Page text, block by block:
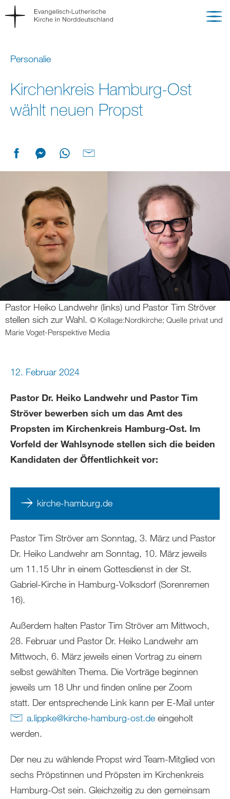
Personalie
Kirchenkreis Hamburg-Ost
wählt neuen Propst
Pastor Heiko Landwehr (links) und Pastor Tim Ströver
stellen sich zur Wahl. © Kollage:Nordkirche; Quelle privat und
Marie Voget-Perspektive Media
12. Februar 2024
Pastor Dr. Heiko Landwehr und Pastor Tim
Ströver bewerben sich um das Amt des
Propsten im Kirchenkreis Hamburg-Ost. Im
Vorfeld der Wahlsynode stellen sich die beiden
Kandidaten der Öffentlichkeit vor:
kirche-hamburg.de
Pastor Tim Ströver am Sonntag, 3. März und Pastor
Dr. Heiko Landwehr am Sonntag, 10. März jeweils
um 11.15 Uhr in einem Gottesdienst in der St.
Gabriel-Kirche in Hamburg-Volksdorf (Sorenremen
16).
Außerdem halten Pastor Tim Ströver am Mittwoch,
28. Februar und Pastor Dr. Heiko Landwehr am
Mittwoch, 6. März jeweils einen Vortrag zu einem
selbst gewählten Thema. Die Vorträge beginnen
jeweils um 18 Uhr und finden online per Zoom
statt. Der entsprechende Link kann per E-Mail unter
a.lippke@kirche-hamburg-ost.de eingeholt
werden.
Der neu zu wählende Propst wird Team-Mitglied von
sechs Pröpstinnen und Pröpsten im Kirchenkreis
Hamburg-Ost sein. Gleichzeitig zu den gemeinsam